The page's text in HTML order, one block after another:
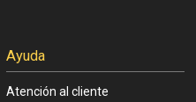
Ayuda
Atención al cliente